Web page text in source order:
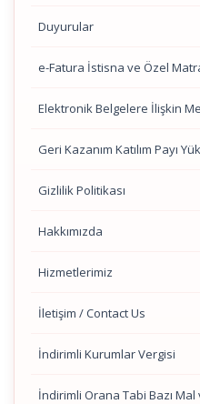
Duyurular
e-Fatura İstisna ve Özel
Elektronik Belgelere İlişkin
Geri Kazanım Katılım Payı
Gizlilik Politikası
Hakkımızda
Hizmetlerimiz
İletişim / Contact Us
İndirimli Kurumlar Vergisi
İndirimli Orana Tabi Bazı